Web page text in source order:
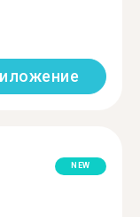
NEW